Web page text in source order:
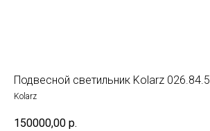
Подвесной светильник Kolarz 026.84.5
Kolarz
150000,00 р.